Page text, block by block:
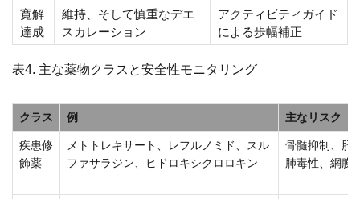
寛解
達成
維持、そして慎重なデエ
スカレーション
アクティビティガイド
による歩幅補正
表4. 主な薬物クラスと安全性モニタリング
クラス 例 主なリスク
疾患修
飾薬
メトトレキサート、レフルノミド、スル
ファサラジン、ヒドロキシクロロキン
骨髄抑制、肝
肺毒性、網膜